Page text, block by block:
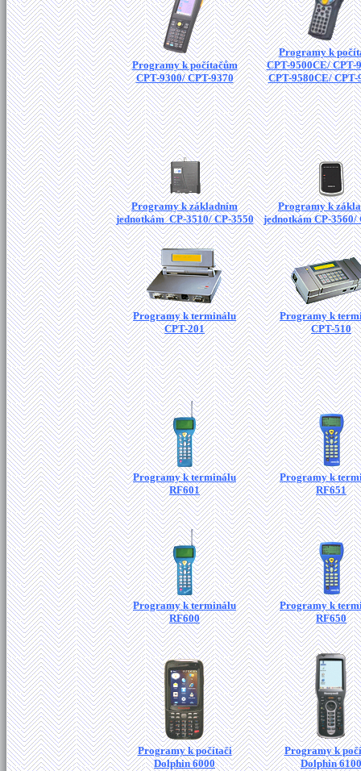
Programy k počítačům
CPT-9300/ CPT-9370
Programy k
CPT-9500CE/ CPT-
CPT-9580CE/ CPT-
Programy k základním
jednotkám CP-3510/ CP-3550
Programy k
jednotkám CP-3560/
Programy k terminálu
CPT-201
Programy k
CPT-510
Programy k terminálu
RF601
Programy k
RF651
Programy k terminálu
RF600
Programy k
RF650
Programy k počítači
Dolphin 6000
Programy k
Dolphin 6100